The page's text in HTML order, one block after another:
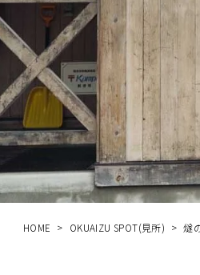
する
体験
ア
ク
セ
ス
HOME OKUAIZU SPOT(見所) 燧